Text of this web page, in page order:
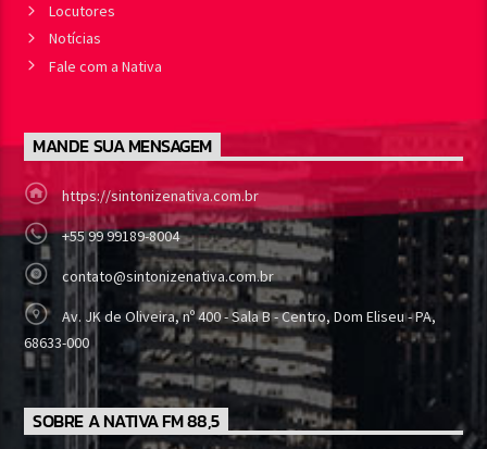
Locutores
Notícias
Fale com a Nativa
MANDE SUA MENSAGEM
https://sintonizenativa.com.br
+55 99 99189-8004
contato@sintonizenativa.com.br
Av. JK de Oliveira, nº 400 - Sala B - Centro, Dom Eliseu - PA,
68633-000
SOBRE A NATIVA FM 88,5